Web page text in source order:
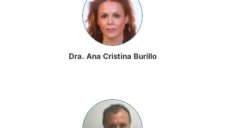
Dra. Ana Cristina Burillo